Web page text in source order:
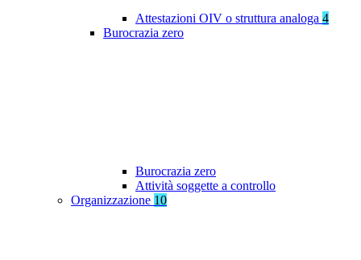
Attestazioni OIV o struttura analoga 4
Burocrazia zero
Burocrazia zero
Attività soggette a controllo
Organizzazione 10